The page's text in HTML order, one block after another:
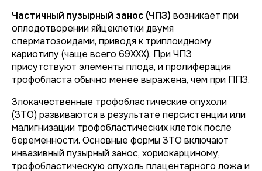
Частичный пузырный занос (ЧПЗ) возникает при
оплодотворении яйцеклетки двумя
сперматозоидами, приводя к триплоидному
кариотипу (чаще всего 69ХХХ). При ЧПЗ
присутствуют элементы плода, и пролиферация
трофобласта обычно менее выражена, чем при ППЗ.
Злокачественные трофобластические опухоли
(ЗТО) развиваются в результате персистенции или
малигнизации трофобластических клеток после
беременности. Основные формы ЗТО включают
инвазивный пузырный занос, хориокарциному,
трофобластическую опухоль плацентарного ложа и